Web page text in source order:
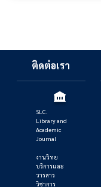
ติดต่อเรา
SLC.
Library and
Academic
Journal
งานวิทย
บริการและ
วารสาร
วิชาการ